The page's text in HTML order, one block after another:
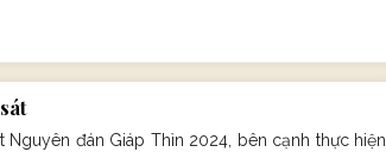
đán Giáp Thìn 2024, bên cạnh thực hiện